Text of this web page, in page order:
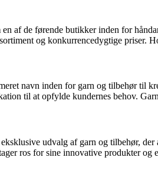
af de førende butikker inden for
og konkurrencedygtige priser.
navn inden for garn og tilbehør til
til at opfylde kundernes behov.
udvalg af garn og tilbehør,
ros for sine innovative produkter